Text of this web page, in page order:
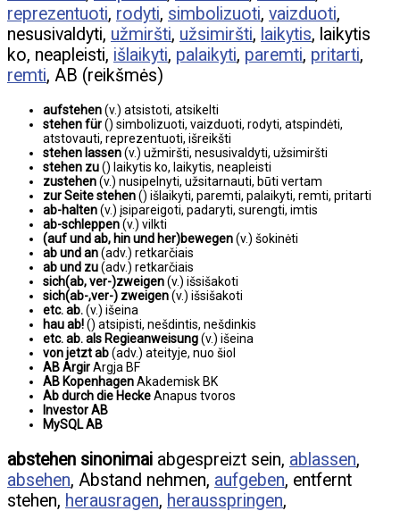
reprezentuoti, rodyti, simbolizuoti, vaizduoti,
nesusivaldyti, užmiršti, užsimiršti, laikytis, laikytis
ko, neapleisti, išlaikyti, palaikyti, paremti, pritarti,
remti, AB (reikšmės)
aufstehen(v.) atsistoti, atsikelti
stehen für() simbolizuoti, vaizduoti, rodyti, atspindėti,
atstovauti, reprezentuoti, išreikšti
stehen lassen(v.) užmiršti, nesusivaldyti, užsimiršti
stehen zu() laikytis ko, laikytis, neapleisti
zustehen(v.) nusipelnyti, užsitarnauti, būti vertam
zur Seite stehen() išlaikyti, paremti, palaikyti, remti, pritarti
ab-halten(v.) įsipareigoti, padaryti, surengti, imtis
ab-schleppen(v.) vilkti
(auf und ab, hin und her)bewegen(v.) šokinėti
ab und an(adv.) retkarčiais
ab und zu(adv.) retkarčiais
sich(ab, ver-)zweigen(v.) išsišakoti
sich(ab-,ver-) zweigen(v.) išsišakoti
etc. ab.(v.) išeina
hau ab!() atsipisti, nešdintis, nešdinkis
etc. ab. als Regieanweisung(v.) išeina
von jetzt ab(adv.) ateityje, nuo šiol
AB ArgirArgja BF
AB KopenhagenAkademisk BK
Ab durch die HeckeAnapus tvoros
Investor AB
MySQL AB
abstehen sinonimai abgespreizt sein, ablassen,
absehen, Abstand nehmen, aufgeben, entfernt
stehen, herausragen, herausspringen,